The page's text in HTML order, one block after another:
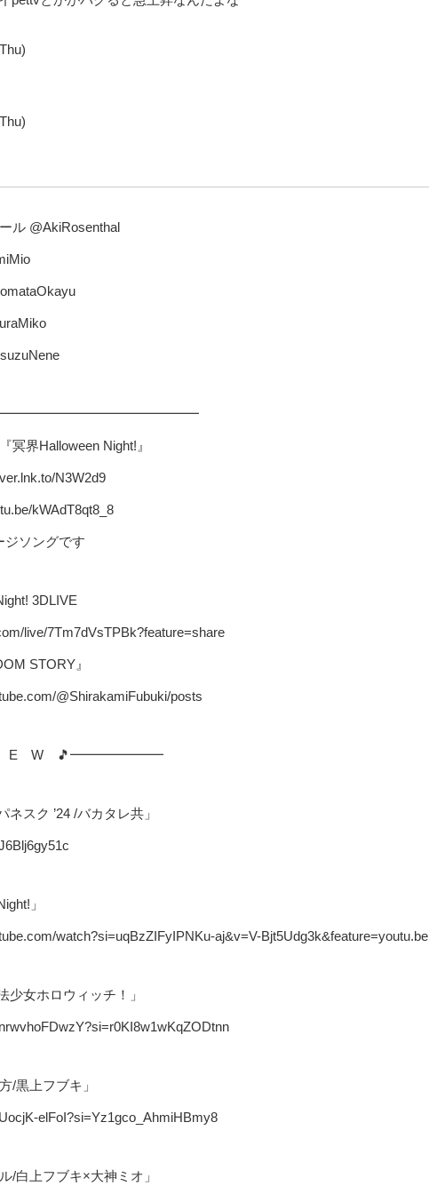
ル @AkiRosenthal
冥界Halloween Night!』
N3W2d9
kWAdT8qt8_8
ジソングです
3DLIVE
live/7Tm7dVsTPBk?feature=share
STORY』
@ShirakamiFubuki/posts
E W 🎵━━━━━━━
ネスク ’24 /バカタレ共」
」
watch?si=uqBzZIFyIPNKu-aj&v=V-Bjt5Udg3k&feature=youtu.be
少女ホロウィッチ！」
/黒上フブキ」
elFoI?si=Yz1gco_AhmiHBmy8
/白上フブキ×大神ミオ」